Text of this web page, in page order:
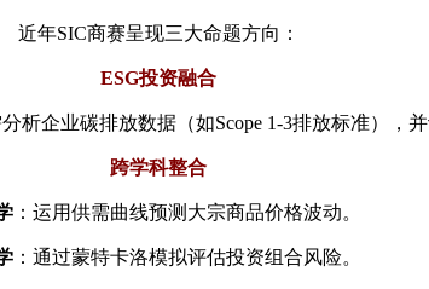
近年SIC商赛呈现三大命题方向：
ESG投资融合
析企业碳排放数据（如Scope 1-3排放标准），
跨学科整合
：运用供需曲线预测大宗商品价格波动。
：通过蒙特卡洛模拟评估投资组合风险。